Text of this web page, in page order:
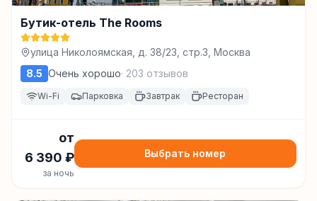
Бутик-отель The Rooms
улица Николоямская, д. 38/23, стр.3, Москва
8.5 Очень хорошо· 203 отзывов
Wi-Fi Парковка Завтрак Ресторан
от
6 390 ₽
за ночь
Выбрать номер